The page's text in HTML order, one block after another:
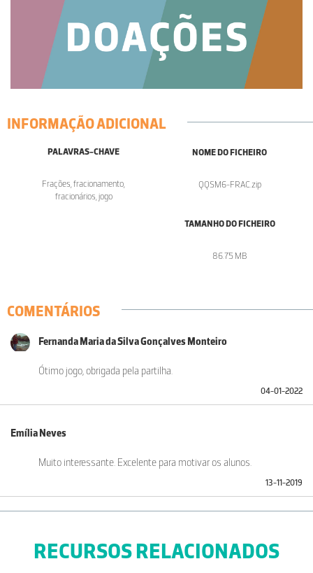
INFORMAÇÃO ADICIONAL
PALAVRAS-CHAVE
Frações, fracionamento,
fracionários, jogo
NOME DO FICHEIRO
QQSM6-FRAC.zip
TAMANHO DO FICHEIRO
86.75 MB
COMENTÁRIOS
Fernanda Maria da Silva Gonçalves Monteiro
Ótimo jogo, obrigada pela partilha.
04-01-2022
Emília Neves
Muito interessante. Excelente para motivar os alunos.
13-11-2019
RECURSOS RELACIONADOS